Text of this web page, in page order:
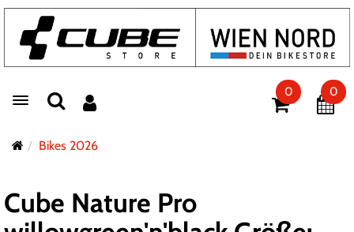
Toggle navigation
0 0
Bikes 2026
Cube Nature Pro